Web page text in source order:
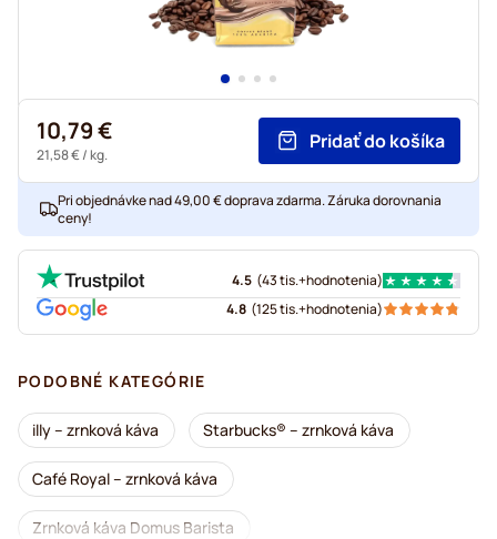
10,79 €
21,58 €/ kg.
Pridať do košíka
Pri objednávke nad 49,00 € doprava zdarma. Záruka dorovnania
ceny!
4.5 (43 tis.+hodnotenia)
4.8 (125 tis.+hodnotenia)
PODOBNÉ KATEGÓRIE
illy – zrnková káva Starbucks® – zrnková káva
Café Royal – zrnková káva
Zrnková káva Domus Barista